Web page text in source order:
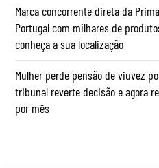
Marca concorrente direta da
Portugal com milhares de
conheça a sua localização
Mulher perde pensão de viuvez
tribunal reverte decisão e agora
por mês